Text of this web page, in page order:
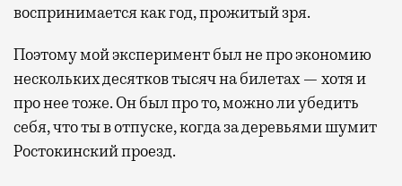
воспринимается как год, прожитый зря.
Поэтому мой эксперимент был не про экономию
нескольких десятков тысяч на билетах — хотя и
про нее тоже. Он был про то, можно ли убедить
себя, что ты в отпуске, когда за деревьями шумит
Ростокинский проезд.